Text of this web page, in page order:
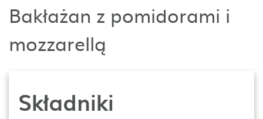
Bakłażan z pomidorami i
mozzarellą
Składniki